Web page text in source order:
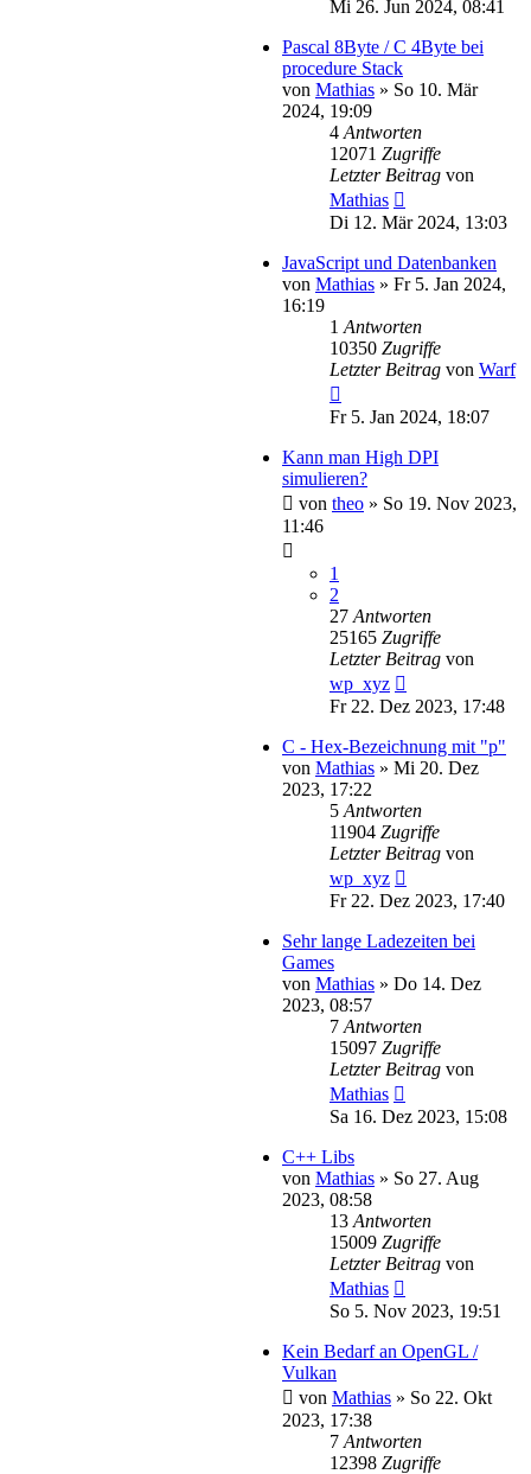
Mi 26. Jun 2024, 08:41
Pascal 8Byte / C 4Byte bei
procedure Stack
von Mathias » So 10. Mär
2024, 19:09
4 Antworten
12071 Zugriffe
Letzter Beitrag von
Mathias
Di 12. Mär 2024, 13:03
JavaScript und Datenbanken
von Mathias » Fr 5. Jan 2024,
16:19
1 Antworten
10350 Zugriffe
Letzter Beitrag von Warf
Fr 5. Jan 2024, 18:07
Kann man High DPI
simulieren?
von theo » So 19. Nov 2023,
11:46
1
2
27 Antworten
25165 Zugriffe
Letzter Beitrag von
wp_xyz
Fr 22. Dez 2023, 17:48
C - Hex-Bezeichnung mit "p"
von Mathias » Mi 20. Dez
2023, 17:22
5 Antworten
11904 Zugriffe
Letzter Beitrag von
wp_xyz
Fr 22. Dez 2023, 17:40
Sehr lange Ladezeiten bei
Games
von Mathias » Do 14. Dez
2023, 08:57
7 Antworten
15097 Zugriffe
Letzter Beitrag von
Mathias
Sa 16. Dez 2023, 15:08
C++ Libs
von Mathias » So 27. Aug
2023, 08:58
13 Antworten
15009 Zugriffe
Letzter Beitrag von
Mathias
So 5. Nov 2023, 19:51
Kein Bedarf an OpenGL /
Vulkan
von Mathias » So 22. Okt
2023, 17:38
7 Antworten
12398 Zugriffe